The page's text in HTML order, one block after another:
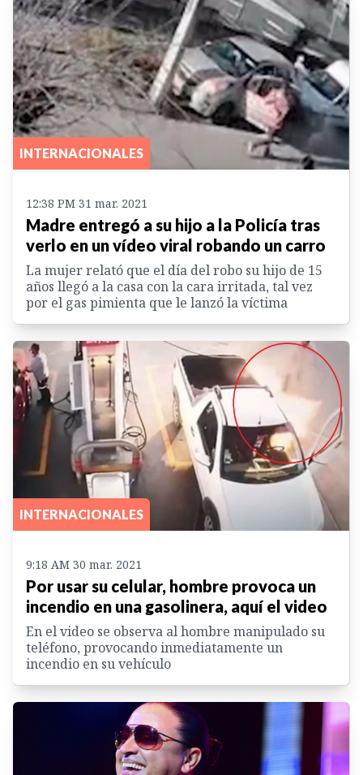
INTERNACIONALES
12:38 PM 31 mar. 2021
Madre entregó a su hijo a la Policía tras
verlo en un vídeo viral robando un carro
La mujer relató que el día del robo su hijo de 15
años llegó a la casa con la cara irritada, tal vez
por el gas pimienta que le lanzó la víctima
INTERNACIONALES
9:18 AM 30 mar. 2021
Por usar su celular, hombre provoca un
incendio en una gasolinera, aquí el video
En el video se observa al hombre manipulado su
teléfono, provocando inmediatamente un
incendio en su vehículo